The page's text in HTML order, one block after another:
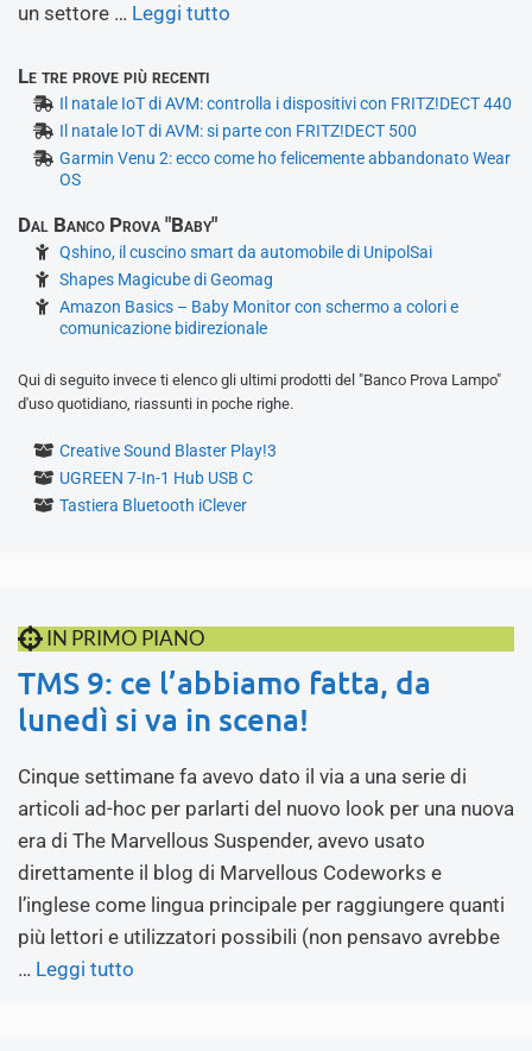
un settore … Leggi tutto
Le tre prove più recenti
Il natale IoT di AVM: controlla i dispositivi con FRITZ!DECT 440
Il natale IoT di AVM: si parte con FRITZ!DECT 500
Garmin Venu 2: ecco come ho felicemente abbandonato Wear
OS
Dal Banco Prova "Baby"
Qshino, il cuscino smart da automobile di UnipolSai
Shapes Magicube di Geomag
Amazon Basics – Baby Monitor con schermo a colori e
comunicazione bidirezionale
Qui di seguito invece ti elenco gli ultimi prodotti del "Banco Prova Lampo"
d'uso quotidiano, riassunti in poche righe.
Creative Sound Blaster Play!3
UGREEN 7-In-1 Hub USB C
Tastiera Bluetooth iClever
IN PRIMO PIANO
TMS 9: ce l’abbiamo fatta, da
lunedì si va in scena!
Cinque settimane fa avevo dato il via a una serie di
articoli ad-hoc per parlarti del nuovo look per una nuova
era di The Marvellous Suspender, avevo usato
direttamente il blog di Marvellous Codeworks e
l’inglese come lingua principale per raggiungere quanti
più lettori e utilizzatori possibili (non pensavo avrebbe
… Leggi tutto